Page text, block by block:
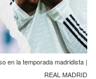
en la temporada madridista |
REAL MADRID